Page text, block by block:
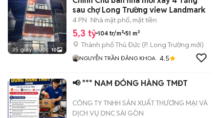
35 giây trước 10
sau chợ Long Trường view Landmark
4 PN Nhà mặt phố, mặt tiền
5,3 tỷ 104 tr/m² 51 m²
Thành phố Thủ Đức (P. Long Trường mới)
NGUYỄN TRẦN ĐĂNG KHOA 4.5
📢 *** NAM ĐÓNG HÀNG TMĐT
CÔNG TY TNHH SẢN XUẤT THƯƠNG MẠI VÀ
DỊCH VỤ DNC SÀI GÒN